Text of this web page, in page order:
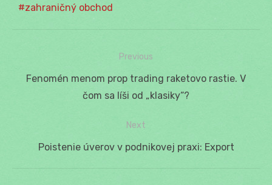
zahraničný obchod
Navigácia
Previous
Previous
Fenomén menom prop trading raketovo rastie. V
čom sa líši od „klasiky“?
Next
Next
Poistenie úverov v podnikovej praxi: Export